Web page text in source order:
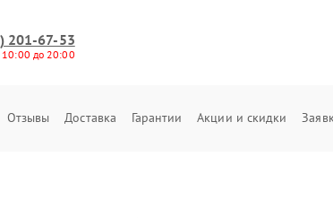
201-67-53
10:00 до 20:00
Отзывы Доставка Гарантии Акции и скидки